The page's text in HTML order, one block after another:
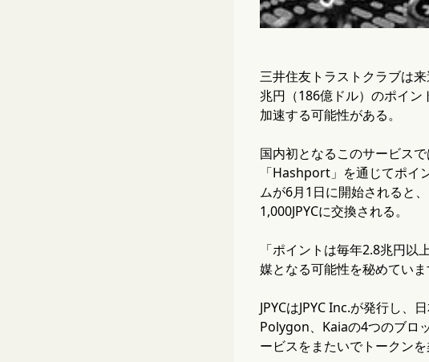
三井住友トラストクラブは
兆円（186億ドル）のポイ
加速する可能性がある。
国内初となるこのサービス
「Hashport」を通じてポイ
ムが6月1日に開始されると
1,000JPYCに交換される。
「ポイントは毎年2.8兆円
媒となる可能性を秘めてい
JPYCはJPYC Inc.が発行し
Polygon、Kaiaの4つのブロ
ービスをまたいでトークンを